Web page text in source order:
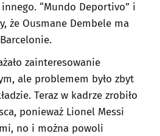
“Mundo Deportivo” i
że Ousmane Dembele ma
zainteresowanie
ale problemem było zbyt
Teraz w kadrze zrobiło
ponieważ Lionel Messi
no i można powoli